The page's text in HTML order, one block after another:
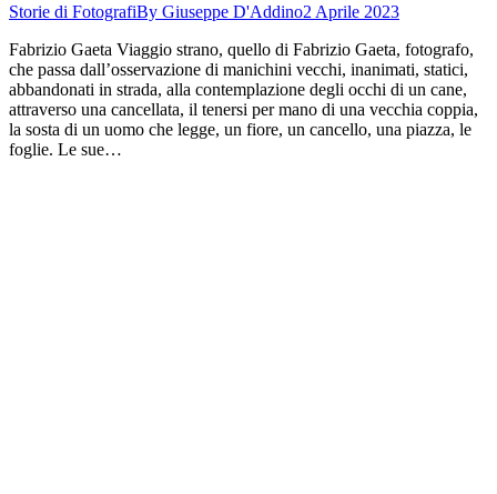
Storie di FotografiBy Giuseppe D'Addino2 Aprile 2023
Fabrizio Gaeta Viaggio strano, quello di Fabrizio Gaeta, fotografo,
che passa dall’osservazione di manichini vecchi, inanimati, statici,
abbandonati in strada, alla contemplazione degli occhi di un cane,
attraverso una cancellata, il tenersi per mano di una vecchia coppia,
la sosta di un uomo che legge, un fiore, un cancello, una piazza, le
foglie. Le sue…